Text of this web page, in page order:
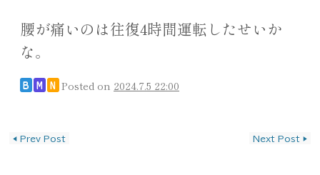
腰が痛いのは往復4時間運転したせいか
な。
B M N Posted on 2024.7.5 22:00
◀ Prev Post Next Post ▶